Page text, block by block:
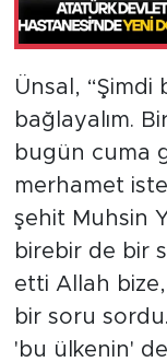
Ünsal, “Şimdi
bağlayalım.
bugün cuma
merhamet
şehit Muhsin
birebir de bir
etti Allah
bir soru
'bu ülkenin'